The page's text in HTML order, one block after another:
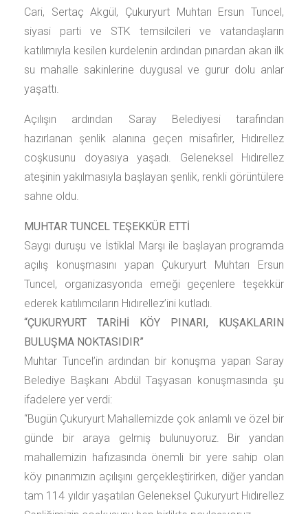
Cari, Sertaç Akgül, Çukuryurt Muhtarı Ersun Tuncel,
siyasi parti ve STK temsilcileri ve vatandaşların
katılımıyla kesilen kurdelenin ardından pınardan akan ilk
su mahalle sakinlerine duygusal ve gurur dolu anlar
yaşattı.
Açılışın ardından Saray Belediyesi tarafından
hazırlanan şenlik alanına geçen misafirler, Hıdırellez
coşkusunu doyasıya yaşadı. Geleneksel Hıdırellez
ateşinin yakılmasıyla başlayan şenlik, renkli görüntülere
sahne oldu.
MUHTAR TUNCEL TEŞEKKÜR ETTİ
Saygı duruşu ve İstiklal Marşı ile başlayan programda
açılış konuşmasını yapan Çukuryurt Muhtarı Ersun
Tuncel, organizasyonda emeği geçenlere teşekkür
ederek katılımcıların Hıdırellez’ini kutladı.
“ÇUKURYURT TARİHİ KÖY PINARI, KUŞAKLARIN
BULUŞMA NOKTASIDIR”
Muhtar Tuncel’in ardından bir konuşma yapan Saray
Belediye Başkanı Abdül Taşyasan konuşmasında şu
ifadelere yer verdi:
“Bugün Çukuryurt Mahallemizde çok anlamlı ve özel bir
günde bir araya gelmiş bulunuyoruz. Bir yandan
mahallemizin hafızasında önemli bir yere sahip olan
köy pınarımızın açılışını gerçekleştirirken, diğer yandan
tam 114 yıldır yaşatılan Geleneksel Çukuryurt Hıdırellez